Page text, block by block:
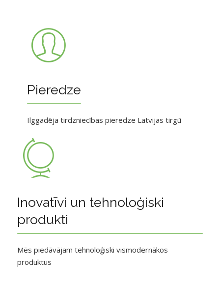
Pieredze
Ilggadēja tirdzniecības pieredze Latvijas tirgū
Inovatīvi un tehnoloģiski
produkti
Mēs piedāvājam tehnoloģiski vismodernākos
produktus